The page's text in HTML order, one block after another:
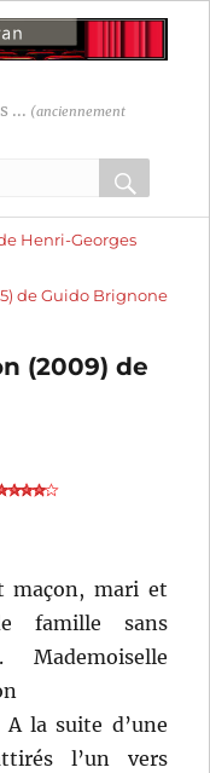
... (anciennement
OK
Henri-Georges
de Guido Brignone
(2009) de
maçon, mari et
famille sans
Mademoiselle
la suite d’une
l’un vers